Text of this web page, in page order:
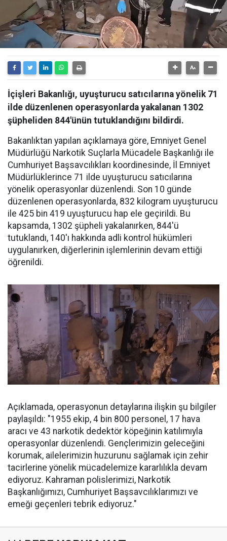
İçişleri Bakanlığı, uyuşturucu satıcılarına yönelik 71
ilde düzenlenen operasyonlarda yakalanan 1302
şüpheliden 844'ünün tutuklandığını bildirdi.
Bakanlıktan yapılan açıklamaya göre, Emniyet Genel
Müdürlüğü Narkotik Suçlarla Mücadele Başkanlığı ile
Cumhuriyet Başsavcılıkları koordinesinde, İl Emniyet
Müdürlüklerince 71 ilde uyuşturucu satıcılarına
yönelik operasyonlar düzenlendi. Son 10 günde
düzenlenen operasyonlarda, 832 kilogram uyuşturucu
ile 425 bin 419 uyuşturucu hap ele geçirildi. Bu
kapsamda, 1302 şüpheli yakalanırken, 844'ü
tutuklandı, 140'ı hakkında adli kontrol hükümleri
uygulanırken, diğerlerinin işlemlerinin devam ettiği
öğrenildi.
Açıklamada, operasyonun detaylarına ilişkin şu bilgiler
paylaşıldı: "1955 ekip, 4 bin 800 personel, 17 hava
aracı ve 43 narkotik dedektör köpeğinin katılımıyla
operasyonlar düzenlendi. Gençlerimizin geleceğini
korumak, ailelerimizin huzurunu sağlamak için zehir
tacirlerine yönelik mücadelemize kararlılıkla devam
ediyoruz. Kahraman polislerimizi, Narkotik
Başkanlığımızı, Cumhuriyet Başsavcılıklarımızı ve
emeği geçenleri tebrik ediyoruz."